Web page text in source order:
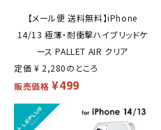
【メール便 送料無料】iPhone
14/13 極薄・耐衝撃ハイブリッドケ
ース PALLET AIR クリア
定価 ¥ 2,280のところ
販売価格 ¥499